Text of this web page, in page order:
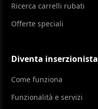
Ricerca carrelli rubati
Offerte speciali
Diventa inserzionista
Come funziona
Funzionalità e servizi